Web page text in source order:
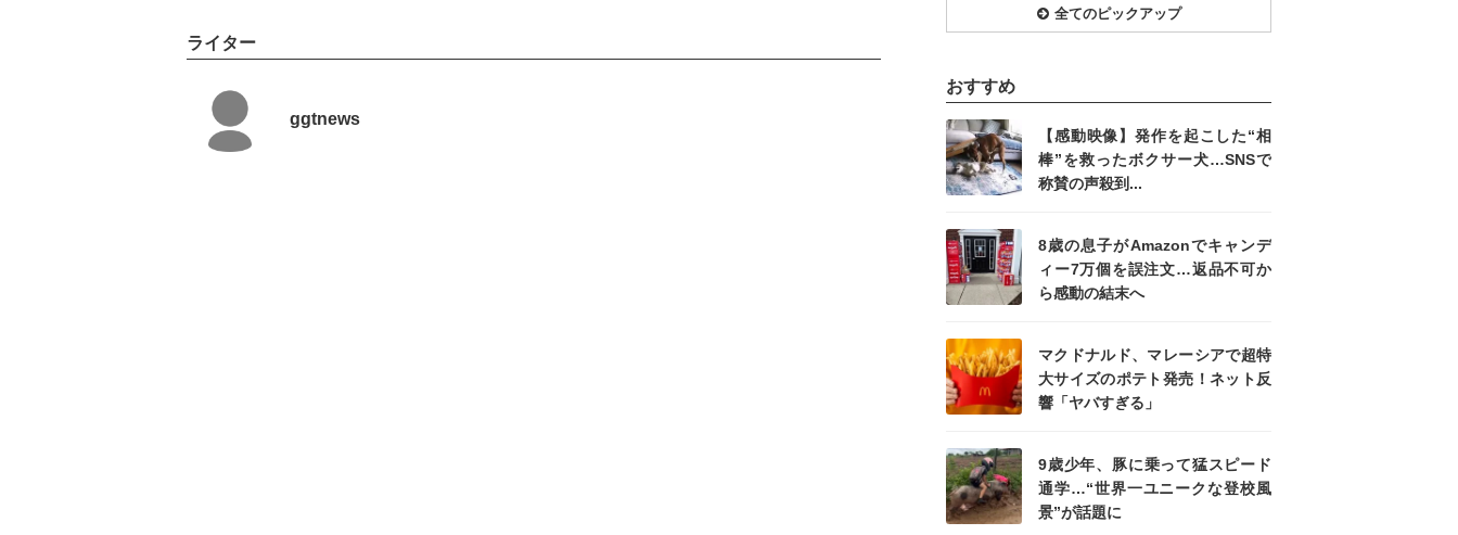
ライター
ggtnews
全てのピックアップ
おすすめ
【感動映像】発作を起こした“相
棒”を救ったボクサー犬…SNSで
称賛の声殺到...
8歳の息子がAmazonでキャンデ
ィー7万個を誤注文…返品不可か
ら感動の結末へ
マクドナルド、マレーシアで超特
大サイズのポテト発売！ネット反
響「ヤバすぎる」
9歳少年、豚に乗って猛スピード
通学…“世界一ユニークな登校風
景”が話題に